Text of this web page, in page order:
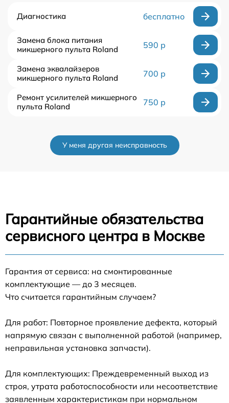
Диагностика бесплатно
Замена блока питания
микшерного пульта Roland
590 р
Замена эквалайзеров
микшерного пульта Roland
700 р
Ремонт усилителей микшерного
пульта Roland
750 р
У меня другая неисправность
Гарантийные обязательства
сервисного центра в Москве
Гарантия от сервиса: на смонтированные
комплектующие — до 3 месяцев.
Что считается гарантийным случаем?
Для работ: Повторное проявление дефекта, который
напрямую связан с выполненной работой (например,
неправильная установка запчасти).
Для комплектующих: Преждевременный выход из
строя, утрата работоспособности или несоответствие
заявленным характеристикам при нормальном